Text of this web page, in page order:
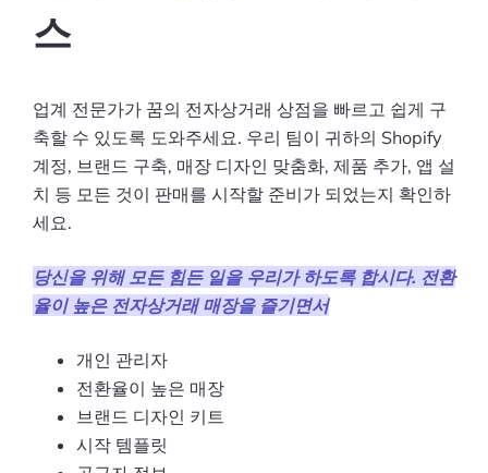
스
업계 전문가가 꿈의 전자상거래 상점을 빠르고 쉽게 구
축할 수 있도록 도와주세요. 우리 팀이 귀하의 Shopify
계정, 브랜드 구축, 매장 디자인 맞춤화, 제품 추가, 앱 설
치 등 모든 것이 판매를 시작할 준비가 되었는지 확인하
세요.
당신을 위해 모든 힘든 일을 우리가 하도록 합시다. 전환
율이 높은 전자상거래 매장을 즐기면서
개인 관리자
전환율이 높은 매장
브랜드 디자인 키트
시작 템플릿